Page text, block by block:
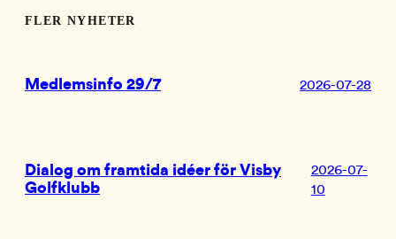
FLER NYHETER
Medlemsinfo 29/7 2026-07-28
Dialog om framtida idéer för Visby
Golfklubb
2026-07-
10